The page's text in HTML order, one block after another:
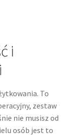
i
To
zestaw
nie musisz od
osób jest to